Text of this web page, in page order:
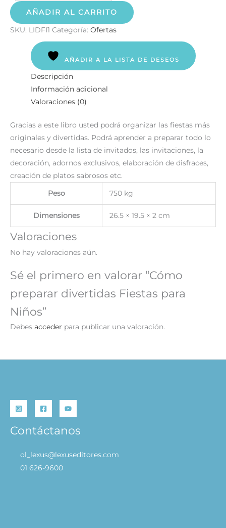
AÑADIR AL CARRITO
SKU: LIDFI1 Categoría: Ofertas
AÑADIR A LA LISTA DE DESEOS
Descripción
Información adicional
Valoraciones (0)
Gracias a este libro usted podrá organizar las fiestas más
originales y divertidas. Podrá aprender a preparar todo lo
necesario desde la lista de invitados, las invitaciones, la
decoración, adornos exclusivos, elaboración de disfraces,
creación de platos sabrosos etc.
Peso 750 kg
Dimensiones 26.5 × 19.5 × 2 cm
Valoraciones
No hay valoraciones aún.
Sé el primero en valorar “Cómo
preparar divertidas Fiestas para
Niños”
Debes acceder para publicar una valoración.
Contáctanos
ol_lexus@lexuseditores.com
01 626-9600